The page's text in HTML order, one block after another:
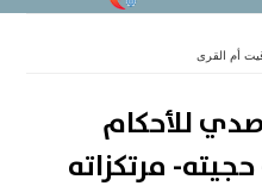
أم القرى
للأحكام
مرتكزاته